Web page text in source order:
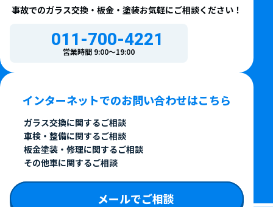
事故でのガラス交換・板金・塗装お気軽にご相談ください！
011-700-4221
営業時間 9:00〜19:00
インターネットでのお問い合わせはこちら
ガラス交換に関するご相談
車検・整備に関するご相談
板金塗装・修理に関するご相談
その他車に関するご相談
メールでご相談